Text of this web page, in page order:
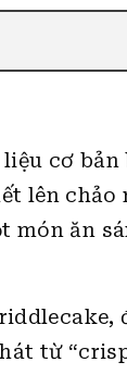
cơ bản
lên chảo
món ăn
từ